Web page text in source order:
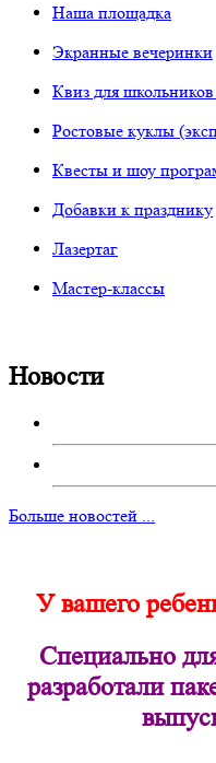
Наша площадка
Экранные вечеринки
Квиз для
Ростовые куклы
Квесты и шоу
Добавки к празднику
Лазертаг
Мастер-классы
Новости
Больше новостей ...
У вашего
Специально
разработали